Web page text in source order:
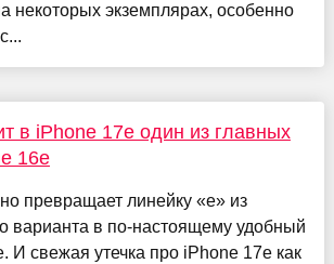
некоторых экземплярах, особенно
в iPhone 17e один из главных
16e
превращает линейку «е» из
варианта в по-настоящему удобный
И свежая утечка про iPhone 17e как